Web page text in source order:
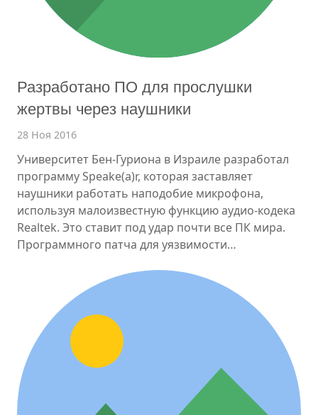
Разработано ПО для прослушки
жертвы через наушники
28 Ноя 2016
Университет Бен-Гуриона в Израиле разработал
программу Speake(a)r, которая заставляет
наушники работать наподобие микрофона,
используя малоизвестную функцию аудио-кодека
Realtek. Это ставит под удар почти все ПК мира.
Программного патча для уязвимости…